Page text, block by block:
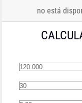
no está